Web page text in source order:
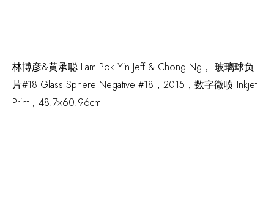
林博彦&黄承聪 Lam Pok Yin Jeff & Chong Ng， 玻璃球负
片#18 Glass Sphere Negative #18 ，2015，数字微喷 Inkjet
Print，48.7×60.96cm